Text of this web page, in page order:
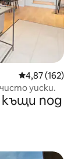
Средна
4,87 (162)
уиски.
под